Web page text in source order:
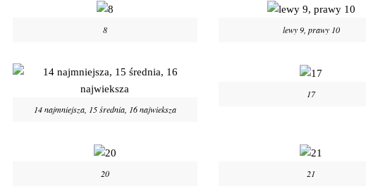
8 lewy 9, prawy 10
14 najmniejsza, 15 średnia, 16 najwieksza
17
20 21